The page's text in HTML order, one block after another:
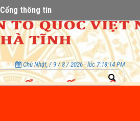
Cổng thông tin
Chủ Nhật, / 9 / 8 / 2026 - lúc 7:18:15 PM